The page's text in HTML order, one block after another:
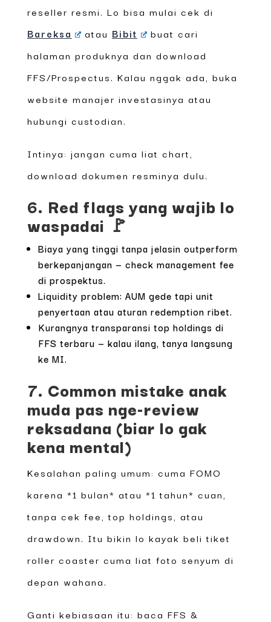
reseller resmi. Lo bisa mulai cek di
Bareksa
atau Bibit
buat cari
halaman produknya dan download
FFS/Prospectus. Kalau nggak ada, buka
website manajer investasinya atau
hubungi custodian.
Intinya: jangan cuma liat chart,
download dokumen resminya dulu.
6. Red flags yang wajib lo
waspadai 🚩
Biaya yang tinggi tanpa jelasin outperform
berkepanjangan — check management fee
di prospektus.
Liquidity problem: AUM gede tapi unit
penyertaan atau aturan redemption ribet.
Kurangnya transparansi top holdings di
FFS terbaru — kalau ilang, tanya langsung
ke MI.
7. Common mistake anak
muda pas nge-review
reksadana (biar lo gak
kena mental)
Kesalahan paling umum: cuma FOMO
karena *1 bulan* atau *1 tahun* cuan,
tanpa cek fee, top holdings, atau
drawdown. Itu bikin lo kayak beli tiket
roller coaster cuma liat foto senyum di
depan wahana.
Ganti kebiasaan itu: baca FFS &